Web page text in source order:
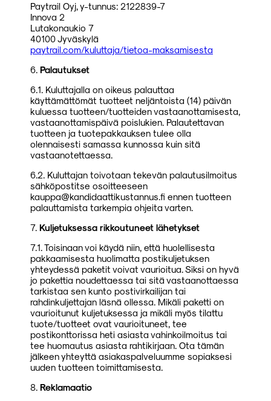
Paytrail Oyj, y-tunnus: 2122839-7
Innova 2
Lutakonaukio 7
40100 Jyväskylä
paytrail.com/kuluttaja/tietoa-maksamisesta
6. Palautukset
6.1. Kuluttajalla on oikeus palauttaa
käyttämättömät tuotteet neljäntoista (14) päivän
kuluessa tuotteen/tuotteiden vastaanottamisesta,
vastaanottamispäivä poislukien. Palautettavan
tuotteen ja tuotepakkauksen tulee olla
olennaisesti samassa kunnossa kuin sitä
vastaanotettaessa.
6.2. Kuluttajan toivotaan tekevän palautusilmoitus
sähköpostitse osoitteeseen
kauppa@kandidaattikustannus.fi ennen tuotteen
palauttamista tarkempia ohjeita varten.
7. Kuljetuksessa rikkoutuneet lähetykset
7.1. Toisinaan voi käydä niin, että huolellisesta
pakkaamisesta huolimatta postikuljetuksen
yhteydessä paketit voivat vaurioitua. Siksi on hyvä
jo pakettia noudettaessa tai sitä vastaanottaessa
tarkistaa sen kunto postivirkailijan tai
rahdinkuljettajan läsnä ollessa. Mikäli paketti on
vaurioitunut kuljetuksessa ja mikäli myös tilattu
tuote/tuotteet ovat vaurioituneet, tee
postikonttorissa heti asiasta vahinkoilmoitus tai
tee huomautus asiasta rahtikirjaan. Ota tämän
jälkeen yhteyttä asiakaspalveluumme sopiaksesi
uuden tuotteen toimittamisesta.
8. Reklamaatio